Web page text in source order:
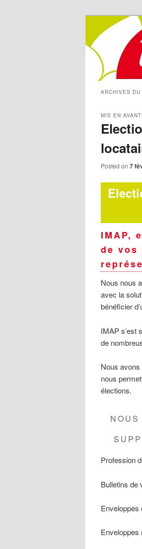
ARCHIVES
MIS EN AVANT
Posted on7
IMAP,
de
Nous nous
avec la
bénéficier
IMAP s’est
de
Nous avons
nous
élections.
Profession
Bulletins de
Enveloppes
Enveloppes